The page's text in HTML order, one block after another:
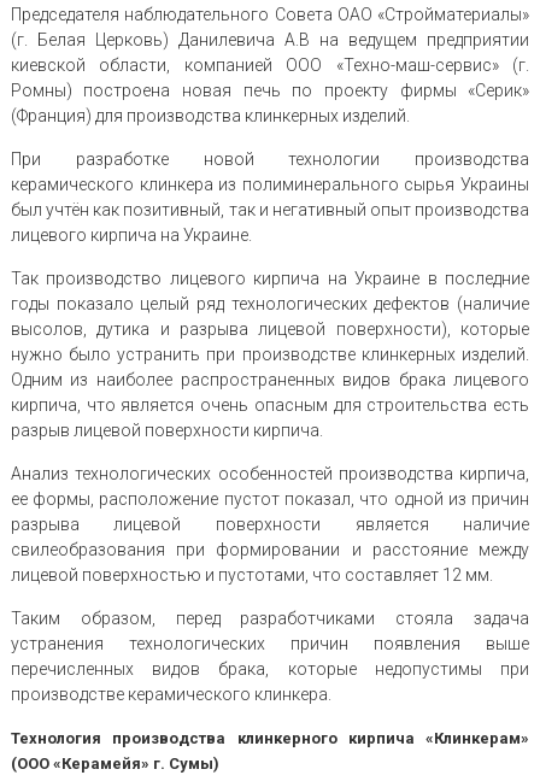
Председателя наблюдательного Совета ОАО «Стройматериалы»
(г. Белая Церковь) Данилевича А.В на ведущем предприятии
киевской области, компанией ООО «Техно-маш-сервис» (г.
Ромны) построена новая печь по проекту фирмы «Серик»
(Франция) для производства клинкерных изделий.
При разработке новой технологии производства
керамического клинкера из полиминерального сырья Украины
был учтён как позитивный, так и негативный опыт производства
лицевого кирпича на Украине.
Так производство лицевого кирпича на Украине в последние
годы показало целый ряд технологических дефектов (наличие
высолов, дутика и разрыва лицевой поверхности), которые
нужно было устранить при производстве клинкерных изделий.
Одним из наиболее распространенных видов брака лицевого
кирпича, что является очень опасным для строительства есть
разрыв лицевой поверхности кирпича.
Анализ технологических особенностей производства кирпича,
ее формы, расположение пустот показал, что одной из причин
разрыва лицевой поверхности является наличие
свилеобразования при формировании и расстояние между
лицевой поверхностью и пустотами, что составляет 12 мм.
Таким образом, перед разработчиками стояла задача
устранения технологических причин появления выше
перечисленных видов брака, которые недопустимы при
производстве керамического клинкера.
Технология производства клинкерного кирпича «Клинкерам»
(ООО «Керамейя» г. Сумы)